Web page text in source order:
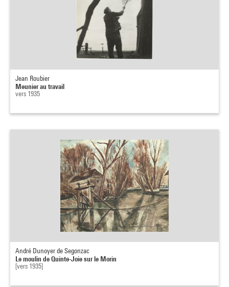
Jean Roubier
Meunier au travail
vers 1935
André Dunoyer de Segonzac
Le moulin de Quinte-Joie sur le Morin
[vers 1935]